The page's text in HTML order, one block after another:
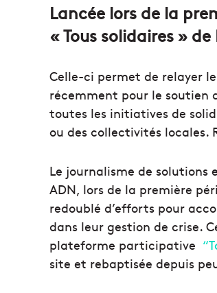
Lancée lors de la
« Tous solidaires »
Celle-ci permet de relayer
récemment pour le soutien
toutes les initiatives de
ou des collectivités locales.
Le journalisme de
ADN, lors de la première
redoublé d’efforts pour
dans leur gestion de crise.
plateforme participative
site et rebaptisée depuis